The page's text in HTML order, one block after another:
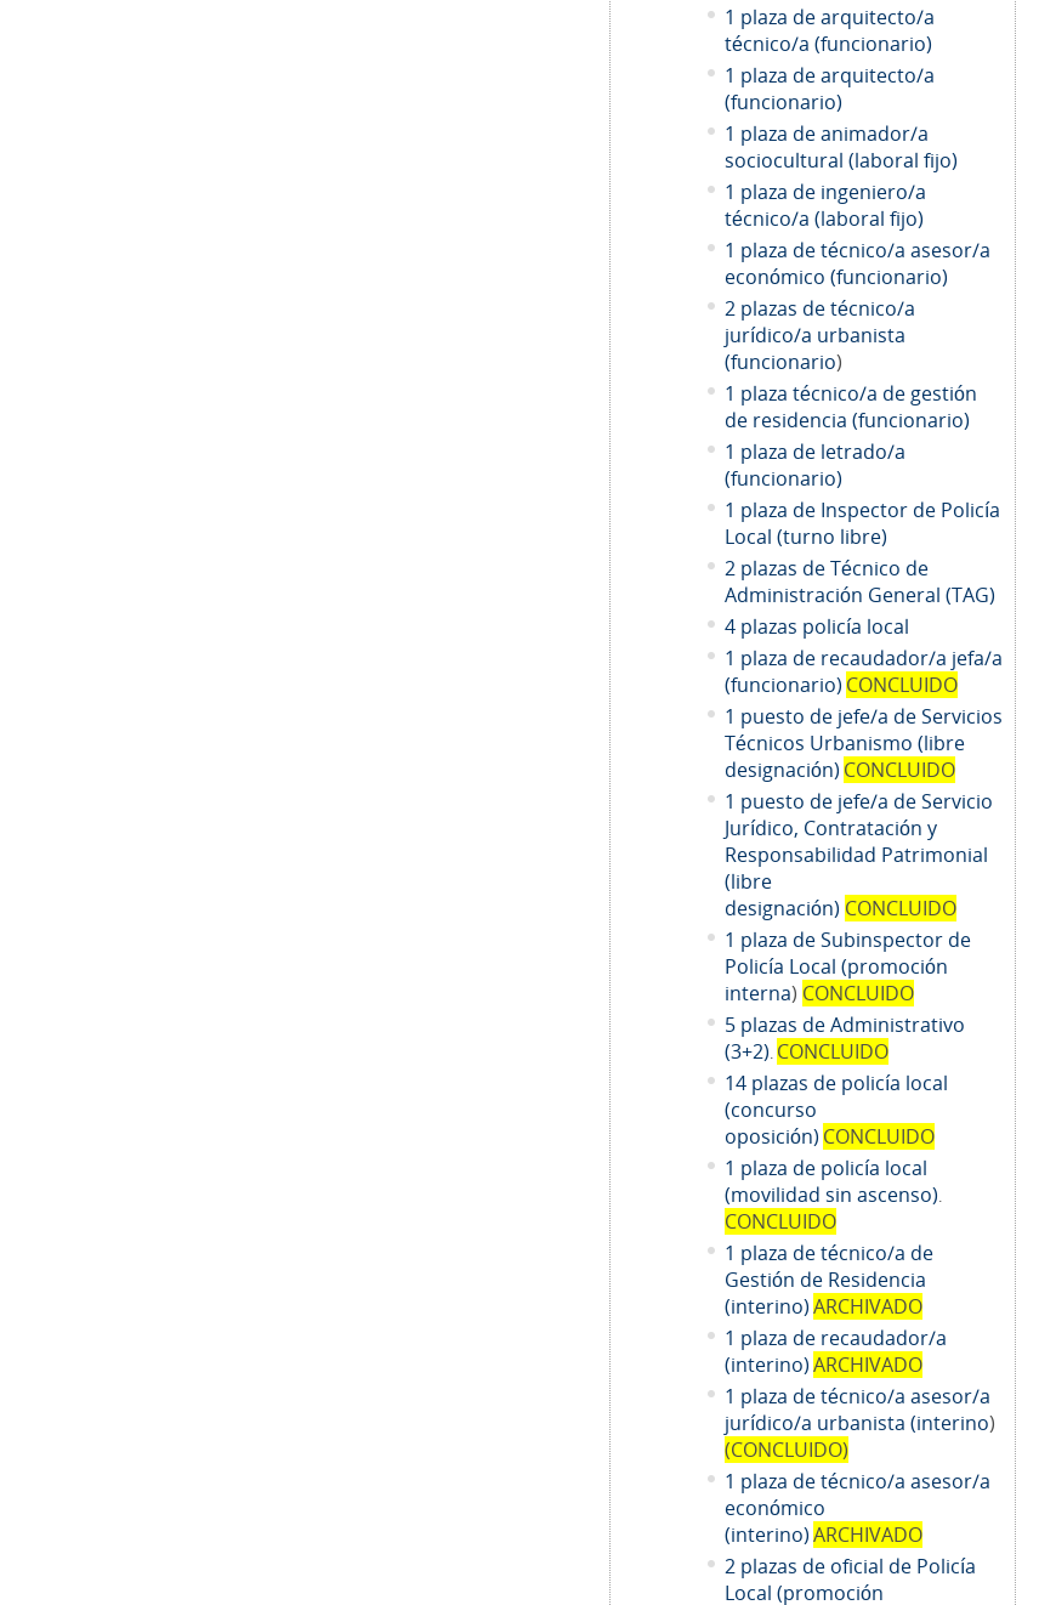
1 plaza de arquitecto/a
técnico/a (funcionario)
1 plaza de arquitecto/a
(funcionario)
1 plaza de animador/a
sociocultural (laboral fijo)
1 plaza de ingeniero/a
técnico/a (laboral fijo)
1 plaza de técnico/a asesor/a
económico (funcionario)
2 plazas de técnico/a
jurídico/a urbanista
(funcionario)
1 plaza técnico/a de gestión
de residencia (funcionario)
1 plaza de letrado/a
(funcionario)
1 plaza de Inspector de Policía
Local (turno libre)
2 plazas de Técnico de
Administración General (TAG)
4 plazas policía local
1 plaza de recaudador/a jefa/a
(funcionario) CONCLUIDO
1 puesto de jefe/a de Servicios
Técnicos Urbanismo (libre
designación) CONCLUIDO
1 puesto de jefe/a de Servicio
Jurídico, Contratación y
Responsabilidad Patrimonial
(libre
designación) CONCLUIDO
1 plaza de Subinspector de
Policía Local (promoción
interna) CONCLUIDO
5 plazas de Administrativo
(3+2). CONCLUIDO
14 plazas de policía local
(concurso
oposición) CONCLUIDO
1 plaza de policía local
(movilidad sin ascenso).
CONCLUIDO
1 plaza de técnico/a de
Gestión de Residencia
(interino)ARCHIVADO
1 plaza de recaudador/a
(interino)ARCHIVADO
1 plaza de técnico/a asesor/a
jurídico/a urbanista (interino)
(CONCLUIDO)
1 plaza de técnico/a asesor/a
económico
(interino)ARCHIVADO
2 plazas de oficial de Policía
Local (promoción